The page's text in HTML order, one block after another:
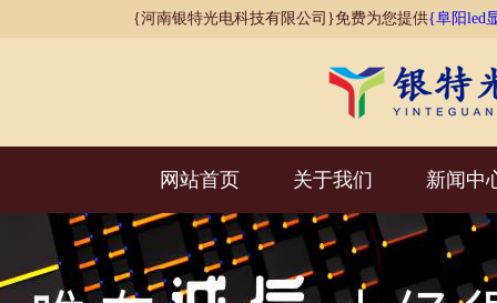
{河南银特光电科技有限公司}免费为您提供{阜阳led
网站首页 关于我们 新闻中